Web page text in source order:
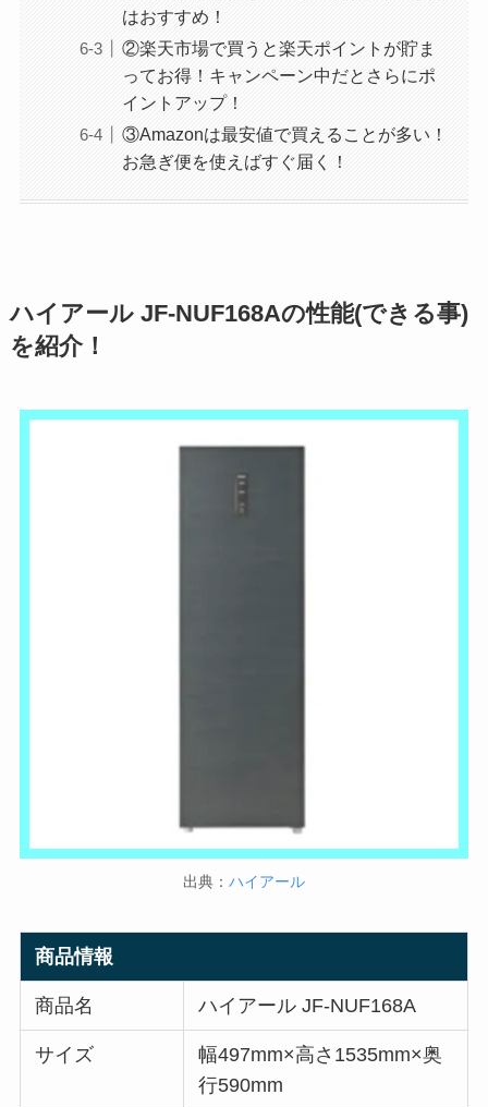
はおすすめ！
②楽天市場で買うと楽天ポイントが貯ま
ってお得！キャンペーン中だとさらにポ
イントアップ！
③Amazonは最安値で買えることが多い！
お急ぎ便を使えばすぐ届く！
ハイアール JF-NUF168Aの性能(できる事)
を紹介！
出典： ハイアール
商品情報
商品名 ハイアール JF-NUF168A
サイズ
幅497mm×高さ1535mm×奥
行590mm